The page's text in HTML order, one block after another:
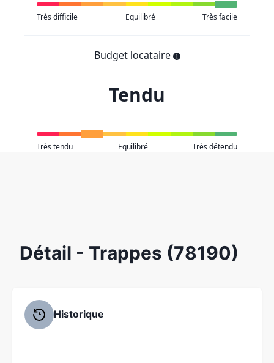
Très difficile Equilibré Très facile
Budget locataire
Tendu
Très tendu Equilibré Très détendu
Détail - Trappes (78190)
Historique